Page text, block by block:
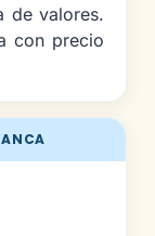
de valores.
con precio